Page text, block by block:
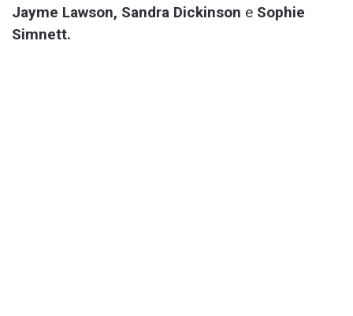
Jayme Lawson, Sandra Dickinson e Sophie
Simnett.